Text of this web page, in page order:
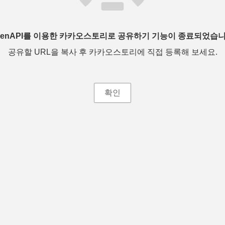
를 이용한 카카오스토리로 공유하기 기능이 종료되었습
공유할 URL을 복사 후 카카오스토리에 직접 등록해 보세요.
확인